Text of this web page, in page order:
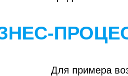
Для примера